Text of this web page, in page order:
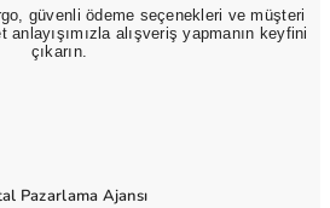
güvenli ödeme seçenekleri ve müşteri
alışveriş yapmanın keyfini
çıkarın.
Pazarlama Ajansı